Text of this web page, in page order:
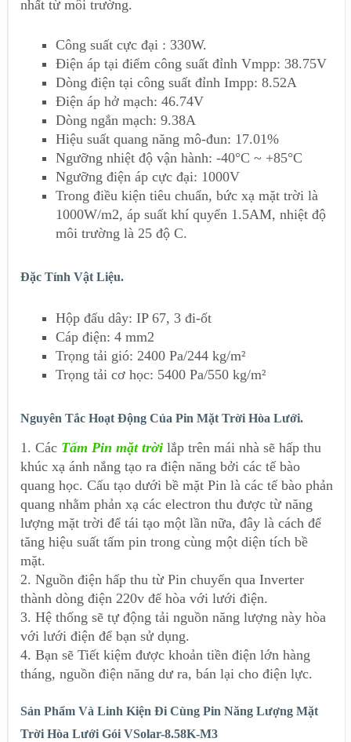
nhất từ môi trường.
Công suất cực đại : 330W.
Điện áp tại điểm công suất đỉnh Vmpp: 38.75V
Dòng điện tại công suất đỉnh Impp: 8.52A
Điện áp hở mạch: 46.74V
Dòng ngắn mạch: 9.38A
Hiệu suất quang năng mô-đun: 17.01%
Ngưỡng nhiệt độ vận hành: -40°C ~ +85°C
Ngưỡng điện áp cực đại: 1000V
Trong điều kiện tiêu chuẩn, bức xạ mặt trời là
1000W/m2, áp suất khí quyển 1.5AM, nhiệt độ
môi trường là 25 độ C.
Đặc Tính Vật Liệu.
Hộp đấu dây: IP 67, 3 đi-ốt
Cáp điện: 4 mm2
Trọng tải gió: 2400 Pa/244 kg/m²
Trọng tải cơ học: 5400 Pa/550 kg/m²
Nguyên Tắc Hoạt Động Của Pin Mặt Trời Hòa Lưới.
1. Các Tấm Pin mặt trời lắp trên mái nhà sẽ hấp thu
khúc xạ ánh nắng tạo ra điện năng bởi các tế bào
quang học. Cấu tạo dưới bề mặt Pin là các tế bào phản
quang nhằm phản xạ các electron thu được từ năng
lượng mặt trời để tái tạo một lần nữa, đây là cách để
tăng hiệu suất tấm pin trong cùng một diện tích bề
mặt.
2. Nguồn điện hấp thu từ Pin chuyển qua Inverter
thành dòng điện 220v để hòa với lưới điện.
3. Hệ thống sẽ tự động tải nguồn năng lượng này hòa
với lưới điện để bạn sử dụng.
4. Bạn sẽ Tiết kiệm được khoản tiền điện lớn hàng
tháng, nguồn điện năng dư ra, bán lại cho điện lực.
Sản Phẩm Và Linh Kiện Đi Cùng Pin Năng Lượng Mặt
Trời Hòa Lưới Gói VSolar-8.58K-M3